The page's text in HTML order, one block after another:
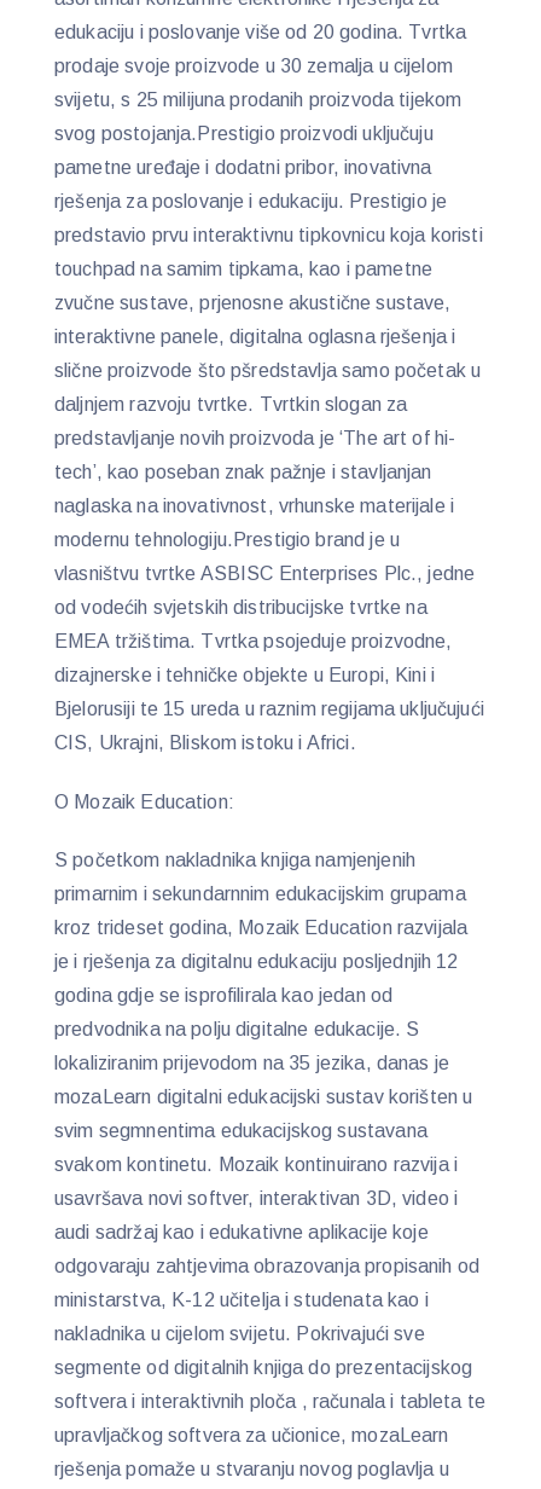
edukaciju i poslovanje više od 20 godina. Tvrtka
prodaje svoje proizvode u 30 zemalja u cijelom
svijetu, s 25 milijuna prodanih proizvoda tijekom
svog postojanja.Prestigio proizvodi uključuju
pametne uređaje i dodatni pribor, inovativna
rješenja za poslovanje i edukaciju. Prestigio je
predstavio prvu interaktivnu tipkovnicu koja koristi
touchpad na samim tipkama, kao i pametne
zvučne sustave, prjenosne akustične sustave,
interaktivne panele, digitalna oglasna rješenja i
slične proizvode što pšredstavlja samo početak u
daljnjem razvoju tvrtke. Tvrtkin slogan za
predstavljanje novih proizvoda je ‘The art of hi-
tech’, kao poseban znak pažnje i stavljanjan
naglaska na inovativnost, vrhunske materijale i
modernu tehnologiju.Prestigio brand je u
vlasništvu tvrtke ASBISC Enterprises Plc., jedne
od vodećih svjetskih distribucijske tvrtke na
EMEA tržištima. Tvrtka psojeduje proizvodne,
dizajnerske i tehničke objekte u Europi, Kini i
Bjelorusiji te 15 ureda u raznim regijama uključujući
CIS, Ukrajni, Bliskom istoku i Africi.
O Mozaik Education:
S početkom nakladnika knjiga namjenjenih
primarnim i sekundarnnim edukacijskim grupama
kroz trideset godina, Mozaik Education razvijala
je i rješenja za digitalnu edukaciju posljednjih 12
godina gdje se isprofilirala kao jedan od
predvodnika na polju digitalne edukacije. S
lokaliziranim prijevodom na 35 jezika, danas je
mozaLearn digitalni edukacijski sustav korišten u
svim segmnentima edukacijskog sustavana
svakom kontinetu. Mozaik kontinuirano razvija i
usavršava novi softver, interaktivan 3D, video i
audi sadržaj kao i edukativne aplikacije koje
odgovaraju zahtjevima obrazovanja propisanih od
ministarstva, K-12 učitelja i studenata kao i
nakladnika u cijelom svijetu. Pokrivajući sve
segmente od digitalnih knjiga do prezentacijskog
softvera i interaktivnih ploča , računala i tableta te
upravljačkog softvera za učionice, mozaLearn
rješenja pomaže u stvaranju novog poglavlja u